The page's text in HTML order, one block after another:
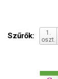
Szűrők:
1.
oszt.